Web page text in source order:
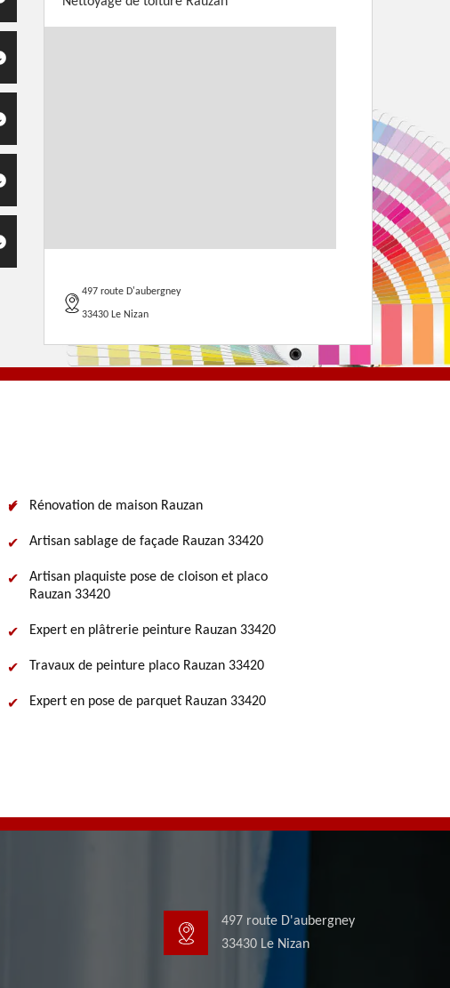
497 route D'aubergney
33430 Le Nizan
Rénovation de maison Rauzan
Artisan sablage de façade Rauzan 33420
Artisan plaquiste pose de cloison et placo
Rauzan 33420
Expert en plâtrerie peinture Rauzan 33420
Travaux de peinture placo Rauzan 33420
Expert en pose de parquet Rauzan 33420
497 route D'aubergney
33430 Le Nizan